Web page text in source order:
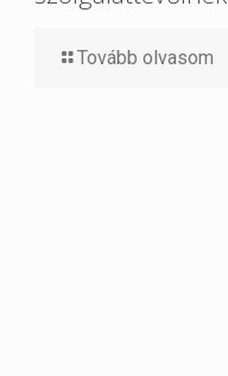
Tovább olvasom